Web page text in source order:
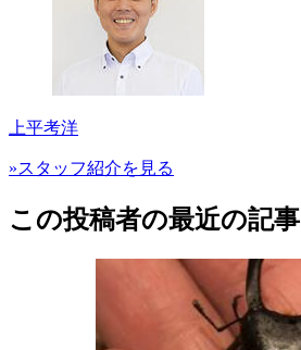
上平考洋
»スタッフ紹介を見る
この投稿者の最近の記事